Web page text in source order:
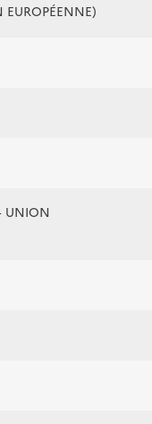
UNION